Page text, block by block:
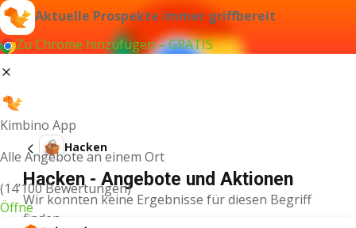
Aktuelle Prospekte immer griffbereit
Zu Chrome hinzufügen – GRATIS
Kimbino App
Alle Angebote an einem Ort
(14’100 Bewertungen)
Öffne
Hacken
Hacken - Angebote und Aktionen
Wir konnten keine Ergebnisse für diesen Begriff
finden.